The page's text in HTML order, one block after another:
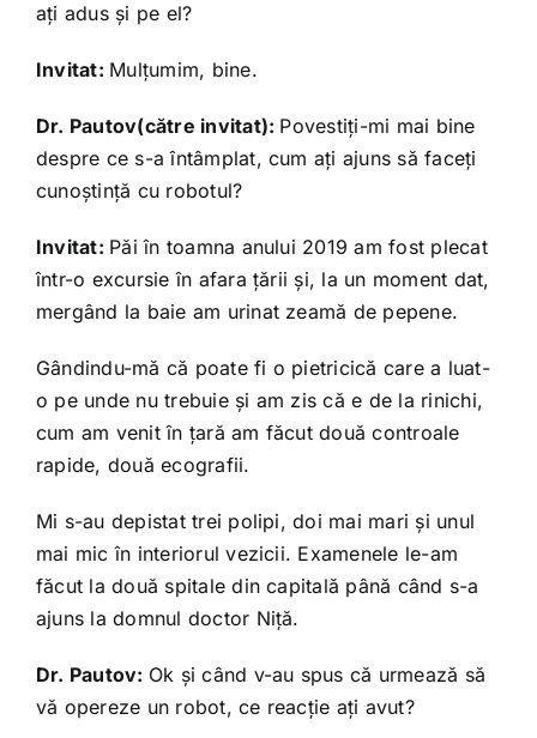
aţi adus şi pe el?
Invitat: Mulţumim, bine.
Dr. Pautov(către invitat): Povestiţi-mi mai bine
despre ce s-a întâmplat, cum aţi ajuns să faceţi
cunoştinţă cu robotul?
Invitat: Păi în toamna anului 2019 am fost plecat
într-o excursie în afara ţării şi, la un moment dat,
mergând la baie am urinat zeamă de pepene.
Gândindu-mă că poate fi o pietricică care a luat-
o pe unde nu trebuie şi am zis că e de la rinichi,
cum am venit în ţară am făcut două controale
rapide, două ecografii.
Mi s-au depistat trei polipi, doi mai mari şi unul
mai mic în interiorul vezicii. Examenele le-am
făcut la două spitale din capitală până când s-a
ajuns la domnul doctor Niţă.
Dr. Pautov: Ok şi când v-au spus că urmează să
vă opereze un robot, ce reacţie aţi avut?